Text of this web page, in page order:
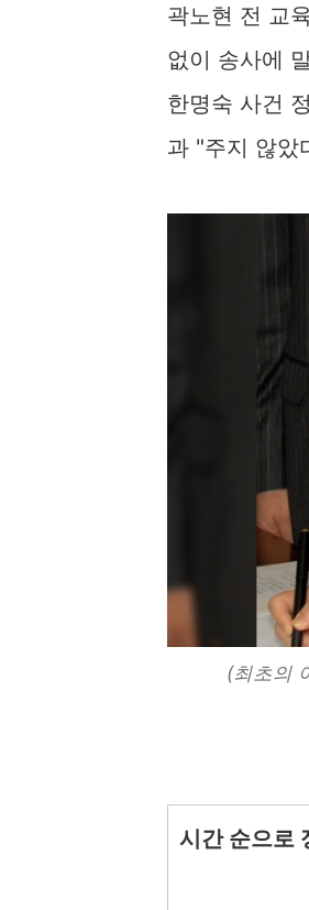
곽노현 전 교
없이 송사에
한명숙 사건
과 "주지 않았
(최초의
시간 순으로